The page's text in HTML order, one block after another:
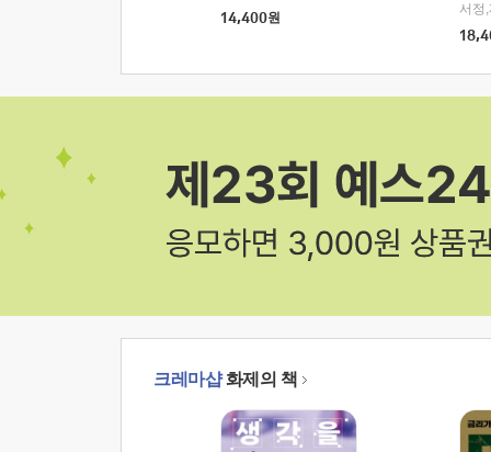
14,400원
크레마샵화제의 책